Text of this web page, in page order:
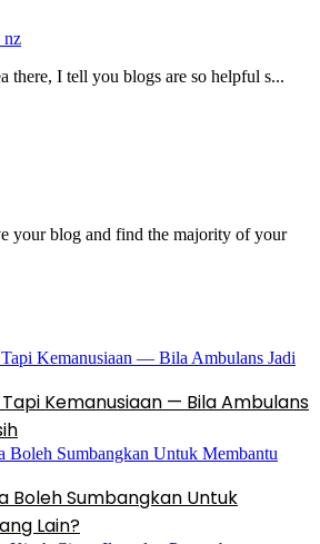
nz
there, I tell you blogs are so helpful s...
your blog and find the majority of your
Kemanusiaan — Bila Ambulans
Boleh Sumbangkan Untuk
Lain?